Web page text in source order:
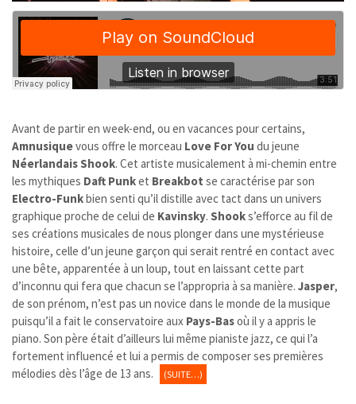
Avant de partir en week-end, ou en vacances pour certains,
Amnusiquevous offre le morceau Love For You du jeune
Néerlandais Shook. Cet artiste musicalement à mi-chemin entre
les mythiques Daft Punket Breakbot se caractérise par son
Electro-Funkbien senti qu’il distille avec tact dans un univers
graphique proche de celui de Kavinsky. Shooks’efforce au fil de
ses créations musicales de nous plonger dans une mystérieuse
histoire, celle d’un jeune garçon qui serait rentré en contact avec
une bête, apparentée à un loup, tout en laissant cette part
d’inconnu qui fera que chacun se l’appropria à sa manière. Jasper,
de son prénom, n’est pas un novice dans le monde de la musique
puisqu’il a fait le conservatoire aux Pays-Basoù il y a appris le
piano. Son père était d’ailleurs lui même pianiste jazz, ce qui l’a
fortement influencé et lui a permis de composer ses premières
mélodies dès l’âge de 13 ans.
(SUITE…)